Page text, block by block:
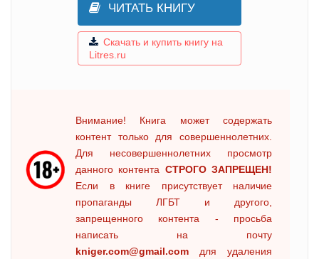
ЧИТАТЬ КНИГУ
Скачать и купить книгу на
Litres.ru
Внимание! Книга может содержать
контент только для совершеннолетних.
Для несовершеннолетних просмотр
данного контента СТРОГО ЗАПРЕЩЕН!
Если в книге присутствует наличие
пропаганды ЛГБТ и другого,
запрещенного контента - просьба
написать на почту
kniger.com@gmail.com для удаления